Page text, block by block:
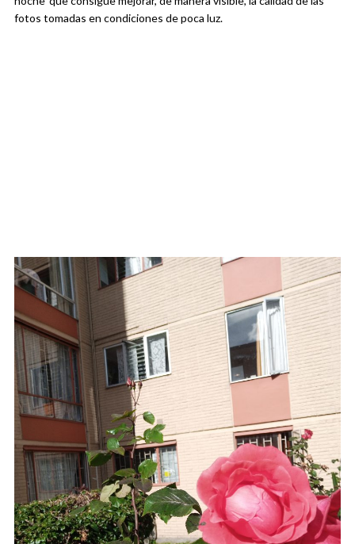
fotos tomadas en condiciones de poca luz.